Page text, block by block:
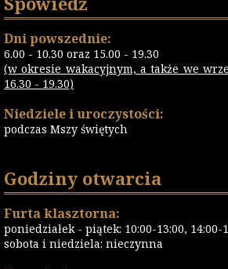
Dni powszednie:
6.00 - 10.30 oraz 15.00 - 19.30
(w okresie wakacyjnym, a także we
16.30 - 19.30)
Niedziele i uroczystości:
podczas Mszy świętych
Godziny otwarcia
Furta klasztorna:
poniedziałek - piątek: 10:00-13:00, 14:00-
sobota i niedziela: nieczynna